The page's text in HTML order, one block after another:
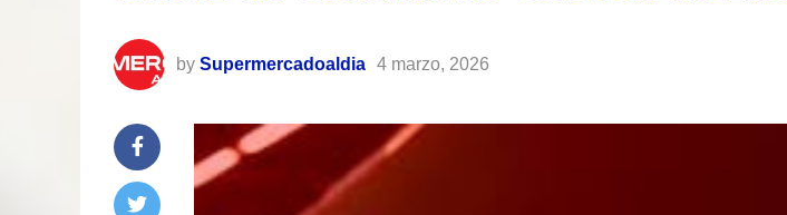
by Supermercadoaldia 4 marzo, 2026